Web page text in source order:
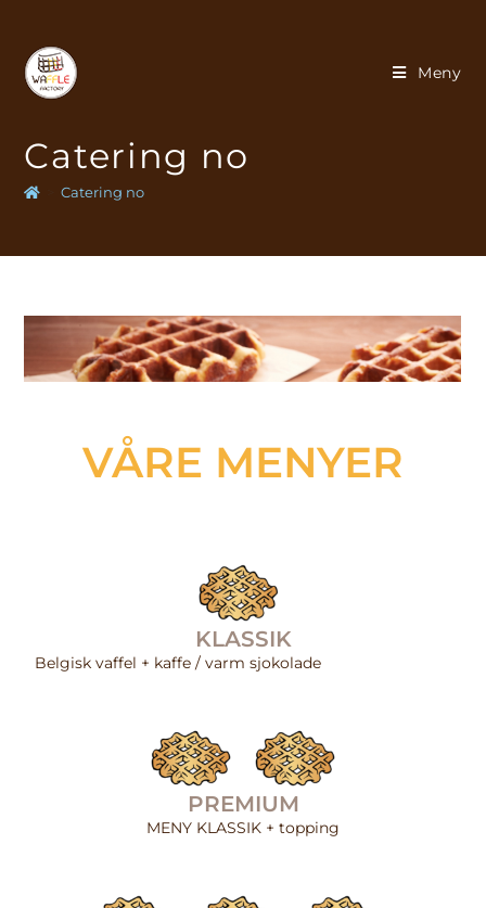
Meny
Catering no
Catering no
VÅRE MENYER
KLASSIK
Belgisk vaffel + kaffe / varm sjokolade
PREMIUM
MENY KLASSIK + topping